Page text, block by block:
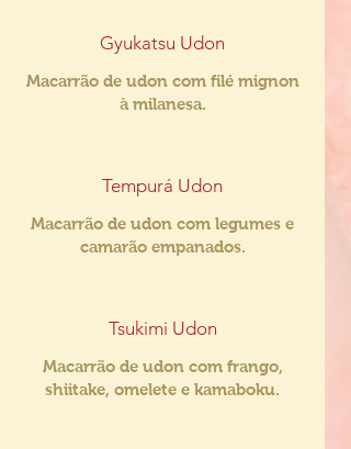
Gyukatsu Udon
Macarrão de udon com filé mignon
à milanesa.
Tempurá Udon
Macarrão de udon com legumes e
camarão empanados.
Tsukimi Udon
Macarrão de udon com frango,
shiitake, omelete e kamaboku.